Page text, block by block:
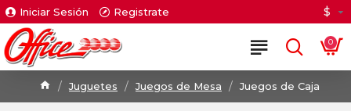
Iniciar Sesión Registrate $
0
Juguetes Juegos de Mesa Juegos de Caja